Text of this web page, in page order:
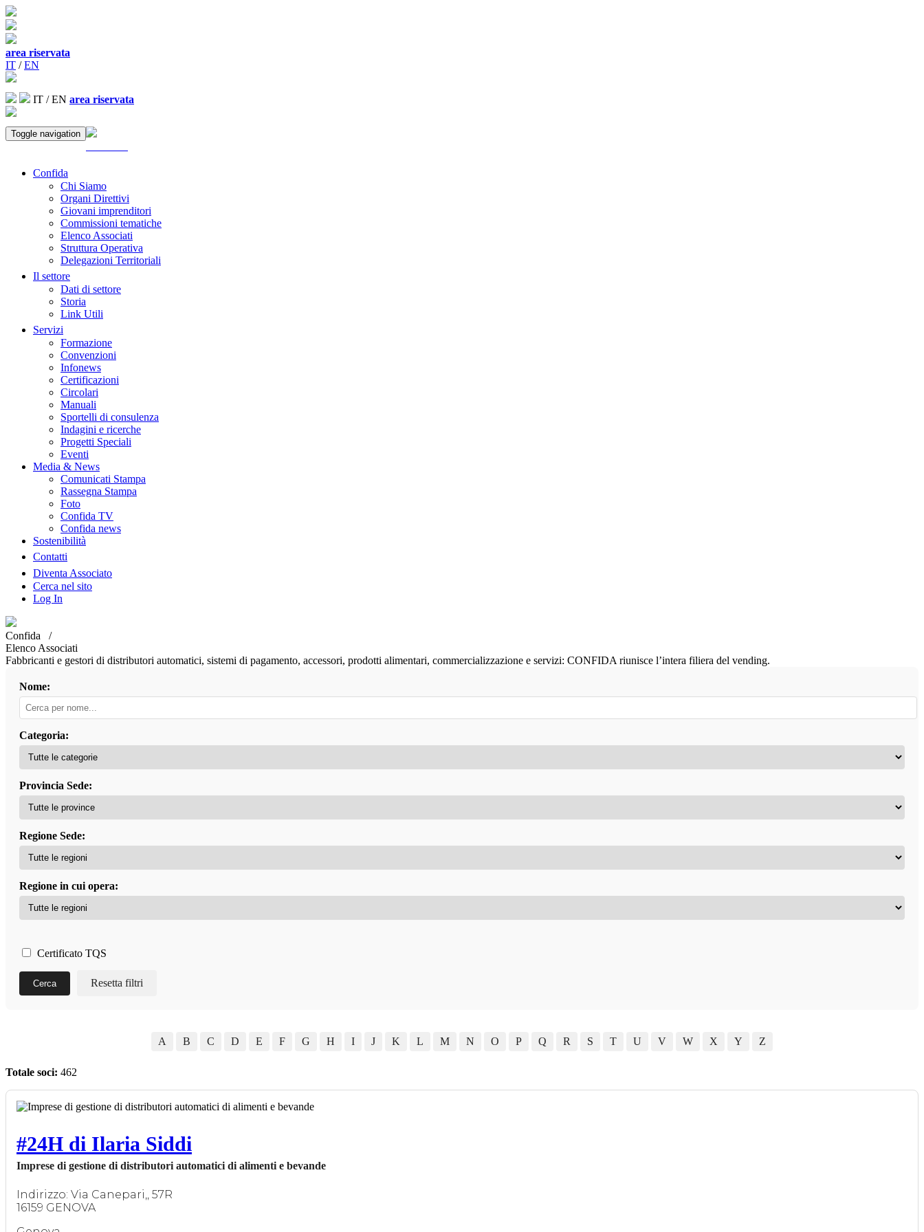
area riservata
IT /EN
IT /EN area riservata
Toggle navigation
Confida
Chi Siamo
Organi Direttivi
Giovani imprenditori
Commissioni tematiche
Elenco Associati
Struttura Operativa
Delegazioni Territoriali
Il settore
Dati di settore
Storia
Link Utili
Servizi
Formazione
Convenzioni
Infonews
Certificazioni
Circolari
Manuali
Sportelli di consulenza
Indagini e ricerche
Progetti Speciali
Eventi
Media & News
Comunicati Stampa
Rassegna Stampa
Foto
Confida TV
Confida news
Sostenibilità
Contatti
Diventa Associato
Cerca nel sito
Log In
Confida /
Elenco Associati
Fabbricanti e gestori di distributori automatici, sistemi di pagamento, accessori, prodotti alimentari, commercializzazione e servizi: CONFIDA riunisce l’intera filiera del vending.
Nome:
Categoria:
Provincia Sede:
Regione Sede:
Regione in cui opera:
Certificato TQS
Cerca Resetta filtri
A B C D E F G H I J K L M N O P Q R S T U V W X Y Z
Totale soci: 462
#24H di Ilaria Siddi
Imprese di gestione di distributori automatici di alimenti e bevande
Indirizzo: Via Canepari,, 57R
16159 GENOVA